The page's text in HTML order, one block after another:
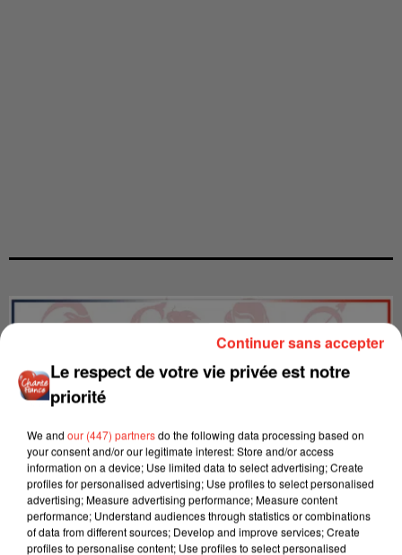
LES INTERVIEWS CHANTE
Voir plus
Le respect de votre vie privée est notre
priorité
We and our (447) partnersdo the following data processing based on
your consent and/or our legitimate interest: Store and/or access
information on a device; Use limited data to select advertising; Create
profiles for personalised advertising; Use profiles to select personalised
advertising; Measure advertising performance; Measure content
performance; Understand audiences through statistics or combinations
of data from different sources; Develop and improve services; Create
profiles to personalise content; Use profiles to select personalised
Continuer sans accepter